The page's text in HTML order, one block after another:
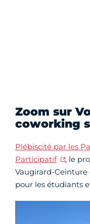
Zoom sur
coworking
Plébiscité par les
Participatif
, le
Vaugirard-
pour les étudiants